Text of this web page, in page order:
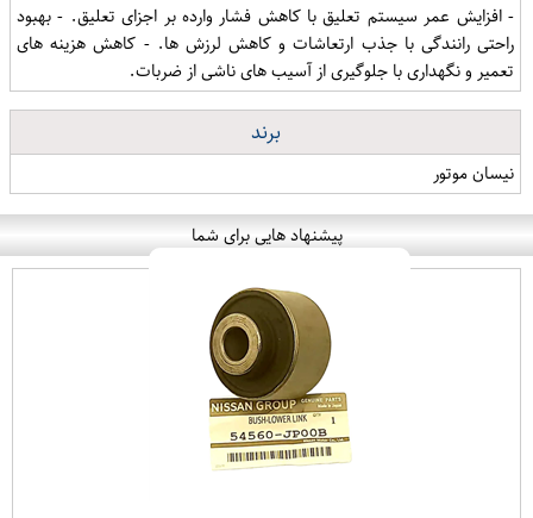
- افزایش عمر سیستم تعلیق با کاهش فشار وارده بر اجزای تعلیق. - بهبود
راحتی رانندگی با جذب ارتعاشات و کاهش لرزش ها. - کاهش هزینه های
تعمیر و نگهداری با جلوگیری از آسیب های ناشی از ضربات.
برند
نیسان موتور
پیشنهاد هایی برای شما